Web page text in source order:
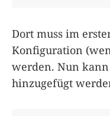
Dort muss im
Konfiguration
werden. Nun
hinzugefügt